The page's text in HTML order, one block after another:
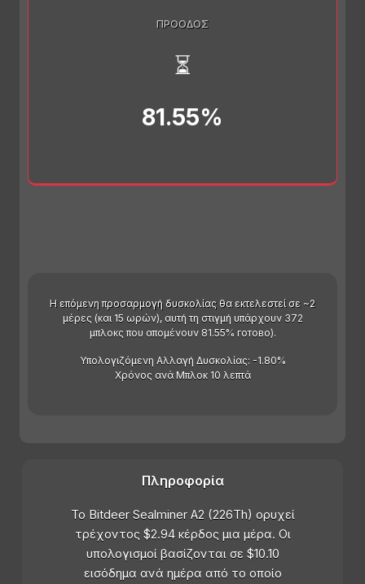
ΠΡΌΟΔΟΣ
⏳
81.55%
Η επόμενη προσαρμογή δυσκολίας θα εκτελεστεί σε ~2
μέρες (και 15 ωρών), αυτή τη στιγμή υπάρχουν 372
μπλοκς που απομένουν 81.55% готово).
Υπολογιζόμενη Αλλαγή Δυσκολίας: -1.80%
Χρόνος ανά Μπλοκ 10 λεπτά
Πληροφορία
Το Bitdeer Sealminer A2 (226Th) ορυχεί
τρέχοντος $2.94 κέρδος μια μέρα. Οι
υπολογισμοί βασίζονται σε $10.10
εισόδημα ανά ημέρα από το οποίο